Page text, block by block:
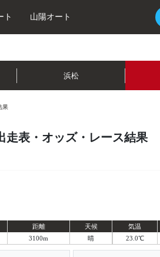
ト 山陽オート
浜松
果
走表・オッズ・レース結果
距離
天候
3100m 晴
気温
23.0℃